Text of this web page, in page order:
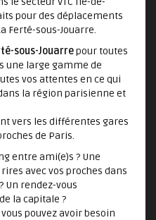
pour des déplacements
Ferté-sous-Jouarre.
sous-Jouarrepour toutes
une large gamme de
vos attentes en ce qui
la région parisienne et
vers les différentes gares
de Paris.
entre ami(e)s ? Une
avec vos proches dans
Un rendez-vous
la capitale ?
pouvez avoir besoin